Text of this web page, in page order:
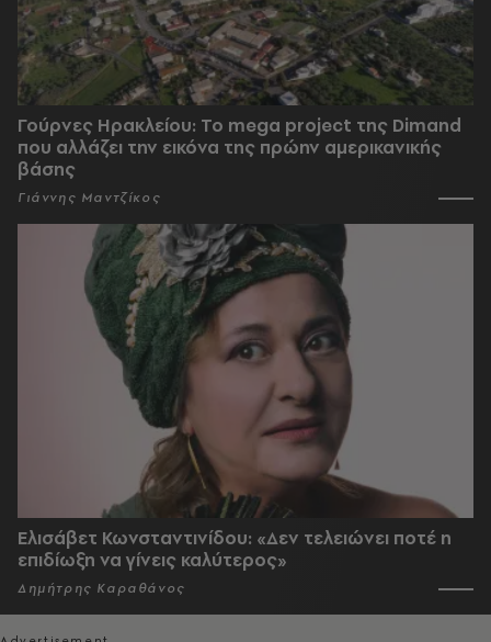
Γούρνες Ηρακλείου: To mega project της Dimand
που αλλάζει την εικόνα της πρώην αμερικανικής
βάσης
Γιάννης Μαντζίκος
Ελισάβετ Κωνσταντινίδου: «Δεν τελειώνει ποτέ η
επιδίωξη να γίνεις καλύτερος»
Δημήτρης Καραθάνος